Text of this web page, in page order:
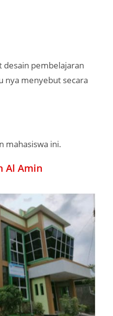
desain pembelajaran
nya menyebut secara
mahasiswa ini.
Al Amin